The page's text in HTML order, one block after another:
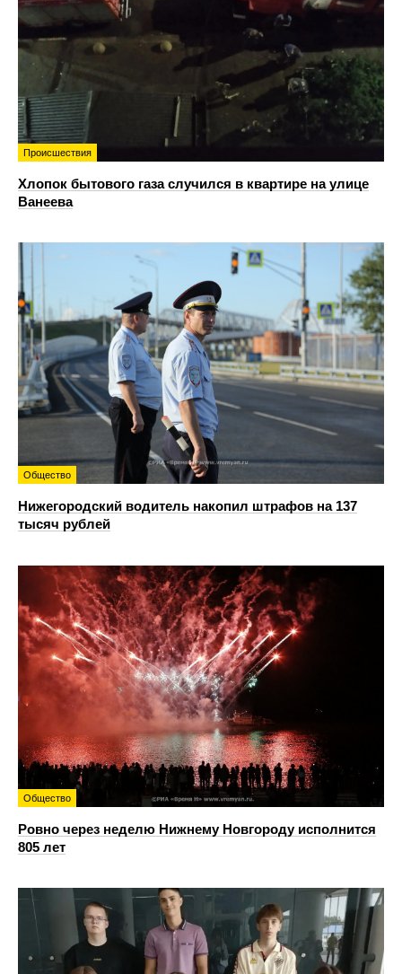
Происшествия
Хлопок бытового газа случился в квартире на улице
Ванеева
Общество
Нижегородский водитель накопил штрафов на 137
тысяч рублей
Общество
Ровно через неделю Нижнему Новгороду исполнится
805 лет